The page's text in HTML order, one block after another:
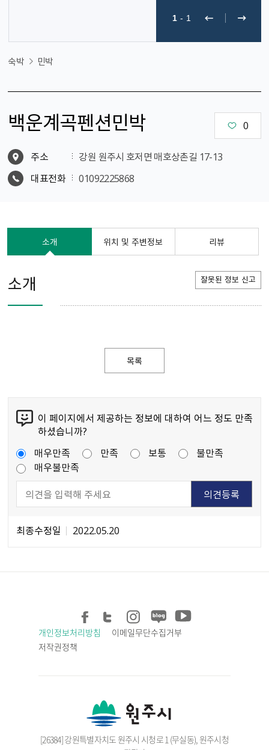
1 - 1
숙박 민박
백운계곡펜션민박 0
주소
강원 원주시 호저면 매호상촌길 17-13
대표전화
01092225868
소개 위치 및 주변정보 리뷰
소개 잘못된 정보 신고
목록
이 페이지에서 제공하는 정보에 대하여 어느 정도 만족
하셨습니까?
매우만족
만족 보통
불만족
매우불만족
최종수정일 2022.05.20
개인정보처리방침
이메일무단수집거부
저작권정책
[26384] 강원특별자치도 원주시 시청로 1 (무실동), 원주시청